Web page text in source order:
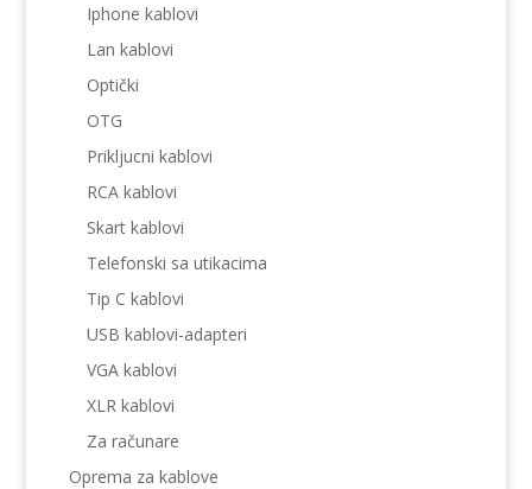
Iphone kablovi
Lan kablovi
Optički
OTG
Prikljucni kablovi
RCA kablovi
Skart kablovi
Telefonski sa utikacima
Tip C kablovi
USB kablovi-adapteri
VGA kablovi
XLR kablovi
Za računare
Oprema za kablove